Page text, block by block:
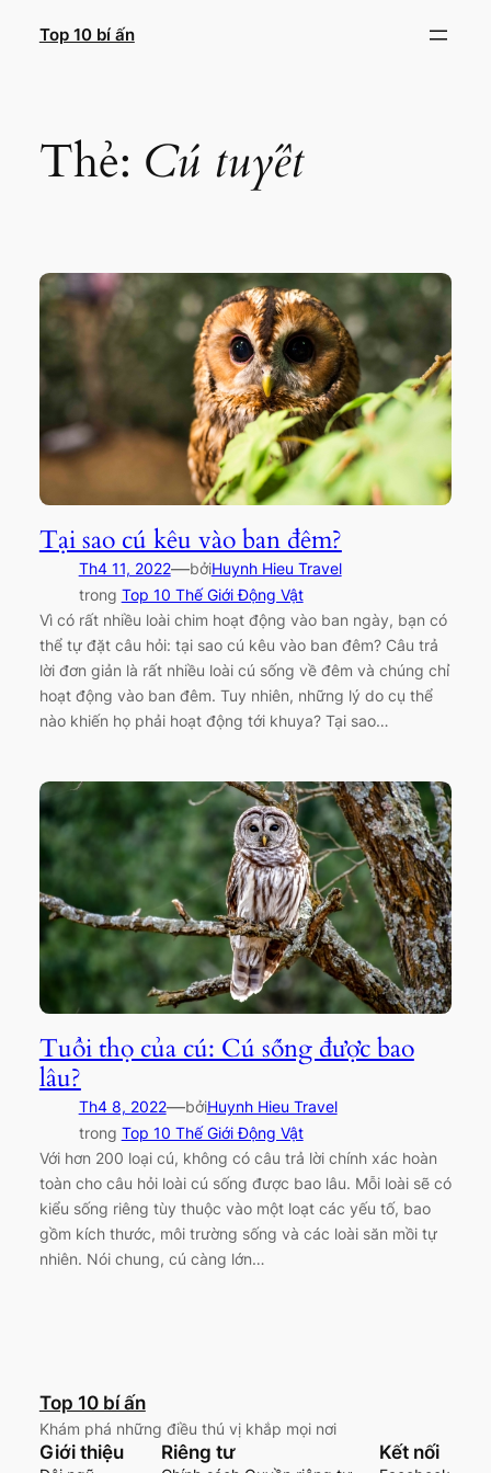
Top 10 bí ấn
Thẻ: Cú tuyết
Tại sao cú kêu vào ban đêm?
Th4 11, 2022—bởiHuynh Hieu Travel
trong Top 10 Thế Giới Động Vật
Vì có rất nhiều loài chim hoạt động vào ban ngày, bạn có
thể tự đặt câu hỏi: tại sao cú kêu vào ban đêm? Câu trả
lời đơn giản là rất nhiều loài cú sống về đêm và chúng chỉ
hoạt động vào ban đêm. Tuy nhiên, những lý do cụ thể
nào khiến họ phải hoạt động tới khuya? Tại sao…
Tuổi thọ của cú: Cú sống được bao
lâu?
Th4 8, 2022—bởiHuynh Hieu Travel
trong Top 10 Thế Giới Động Vật
Với hơn 200 loại cú, không có câu trả lời chính xác hoàn
toàn cho câu hỏi loài cú sống được bao lâu. Mỗi loài sẽ có
kiểu sống riêng tùy thuộc vào một loạt các yếu tố, bao
gồm kích thước, môi trường sống và các loài săn mồi tự
nhiên. Nói chung, cú càng lớn…
Top 10 bí ấn
Khám phá những điều thú vị khắp mọi nơi
Giới thiệu Riêng tư Kết nối